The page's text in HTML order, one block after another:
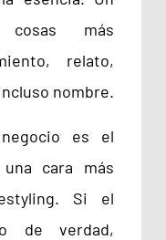
cosas más
relato,
nombre.
es el
cara más
Si el
de verdad,